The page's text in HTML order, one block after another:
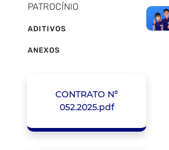
PATROCÍNIO
ADITIVOS
ANEXOS
CONTRATO Nº
052.2025.pdf